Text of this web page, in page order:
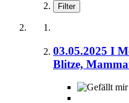
Filter
03.05.2025 I
Blitze,